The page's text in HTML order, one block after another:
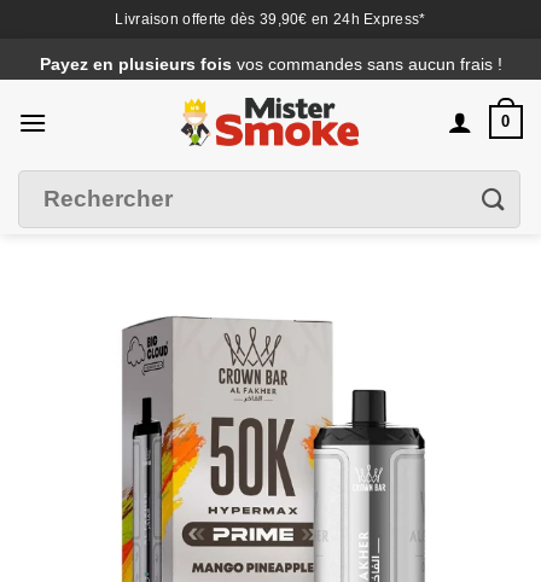
Livraison offerte dès 39,90€ en 24h Express*
au
contenu
Payez en plusieurs fois vos commandes sans aucun frais !
0
pour :